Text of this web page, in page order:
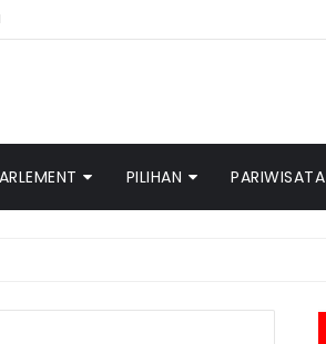
PILIHAN PARIWISATA